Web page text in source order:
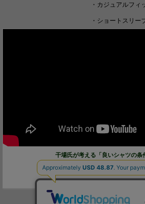
・ カジュアルフィ
・ ショートスリー
サイズガイド
お問い合わせ
干場氏が考える「良いシャツの条